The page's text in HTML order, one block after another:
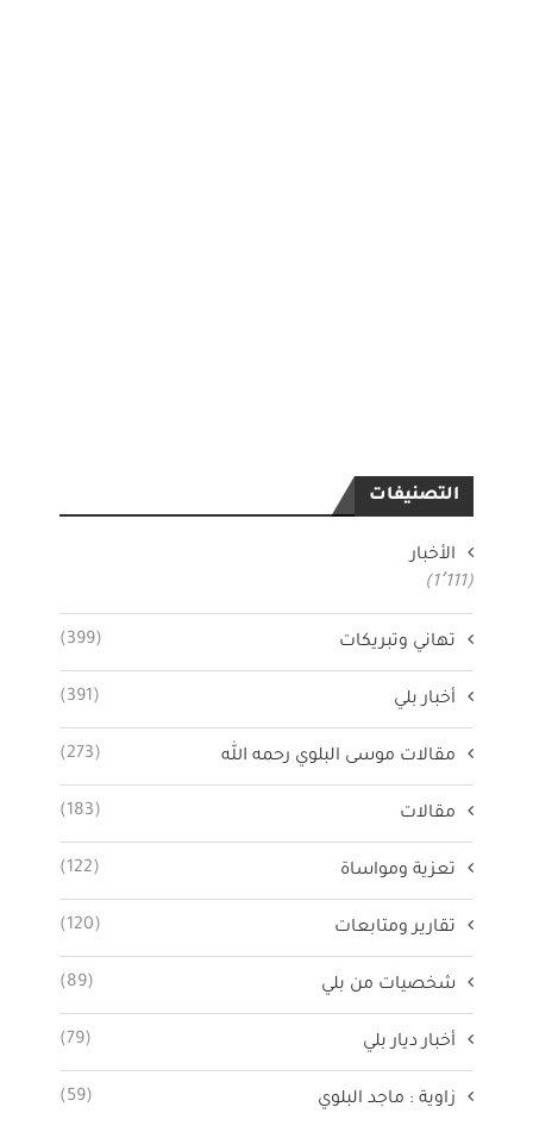
التصنيفات
الأخبار
(1٬111)
تهاني وتبريكات (399)
أخبار بلي (391)
مقالات موسى البلوي رحمه الله (273)
مقالات (183)
تعزية ومواساة (122)
تقارير ومتابعات (120)
شخصيات من بلي (89)
أخبار ديار بلي (79)
زاوية : ماجد البلوي (59)